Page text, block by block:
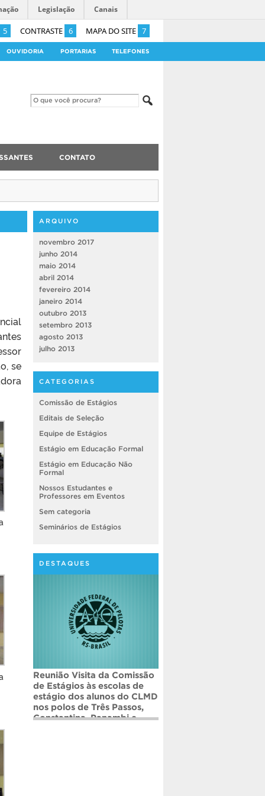
5 CONTRASTE 6 MAPA DO SITE 7
Legislação Canais
OUVIDORIA PORTARIAS TELEFONES
CONTATO
se
ARQUIVO
novembro 2017
junho 2014
maio 2014
abril 2014
fevereiro 2014
janeiro 2014
outubro 2013
setembro 2013
agosto 2013
julho 2013
CATEGORIAS
Comissão de Estágios
Editais de Seleção
Equipe de Estágios
Estágio em Educação Formal
Estágio em Educação Não
Formal
Nossos Estudantes e
Professores em Eventos
Sem categoria
Seminários de Estágios
DESTAQUES
Reunião Visita da Comissão
de Estágios às escolas de
estágio dos alunos do CLMD
nos polos de Três Passos,
Constantina, Panambi e